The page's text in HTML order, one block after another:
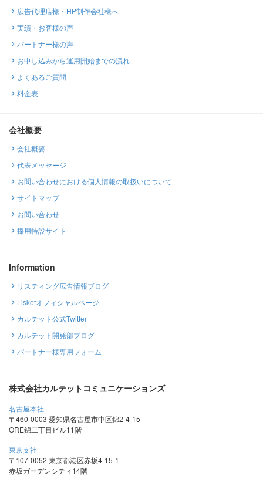
広告代理店様・HP制作会社様へ
実績・お客様の声
パートナー様の声
お申し込みから運用開始までの流れ
よくあるご質問
料金表
会社概要
会社概要
代表メッセージ
お問い合わせにおける個人情報の取扱いについて
サイトマップ
お問い合わせ
採用特設サイト
Information
リスティング広告情報ブログ
Lisketオフィシャルページ
カルテット公式Twitter
カルテット開発部ブログ
パートナー様専用フォーム
株式会社カルテットコミュニケーションズ
名古屋本社
〒460-0003 愛知県名古屋市中区錦2-4-15
ORE錦二丁目ビル11階
東京支社
〒107-0052 東京都港区赤坂4-15-1
赤坂ガーデンシティ14階